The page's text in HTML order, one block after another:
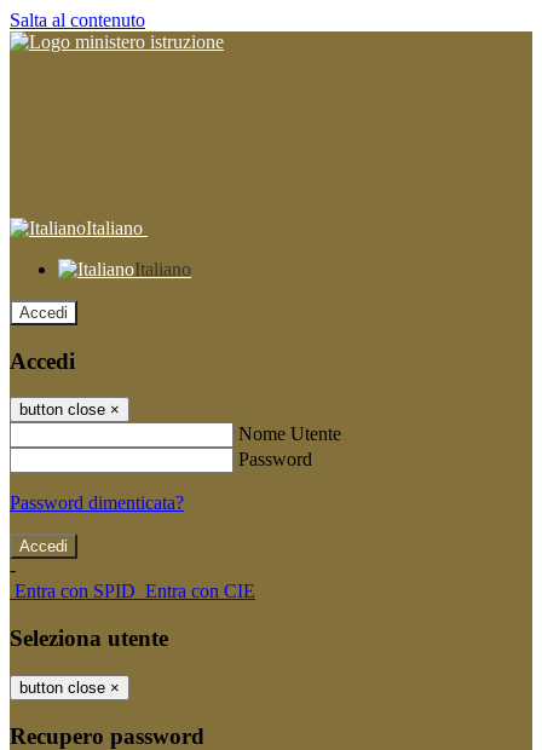
Salta al contenuto
Italiano
Italiano
Accedi
Accedi
button close ×
Nome Utente
Password
Password dimenticata?
-
Entra con SPID Entra con CIE
Seleziona utente
button close ×
Recupero password